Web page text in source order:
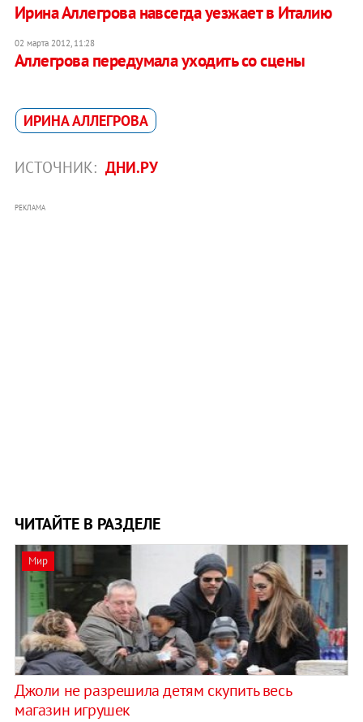
Ирина Аллегрова навсегда уезжает в Италию
02 марта 2012, 11:28
Аллегрова передумала уходить со сцены
ИРИНА АЛЛЕГРОВА
ИСТОЧНИК: ДНИ.РУ
РЕКЛАМА
ЧИТАЙТЕ В РАЗДЕЛЕ
Мир
Джоли не разрешила детям скупить весь
магазин игрушек